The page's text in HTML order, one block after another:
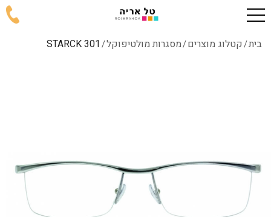
בית/קטלוג מוצרים/מסגרות מולטיפוקל/
301 STARCK